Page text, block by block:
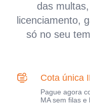
das
licenciamento,
só no seu
Cota única
Pague agora
MA sem filas